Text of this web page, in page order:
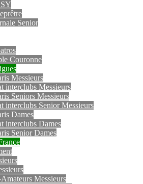
Senior
Couronne
Messieurs
interclubs Messieurs
Seniors Messieurs
interclubs Senior Messieurs
Dames
interclubs Dames
Senior Dames
Messieurs